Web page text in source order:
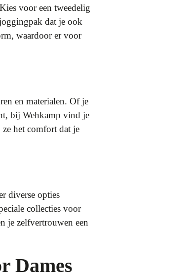
voor een tweedelig
dat je ook
waardoor er voor
en materialen. Of je
bij Wehkamp vind je
het comfort dat je
diverse opties
collecties voor
je zelfvertrouwen een
Dames